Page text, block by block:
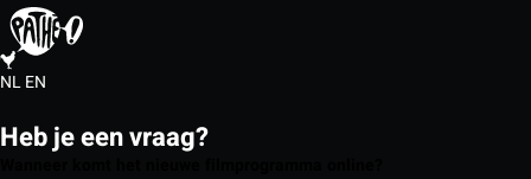
NLEN
Heb je een vraag?